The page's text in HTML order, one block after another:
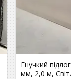
Гнучкий
мм, 2,0 м,